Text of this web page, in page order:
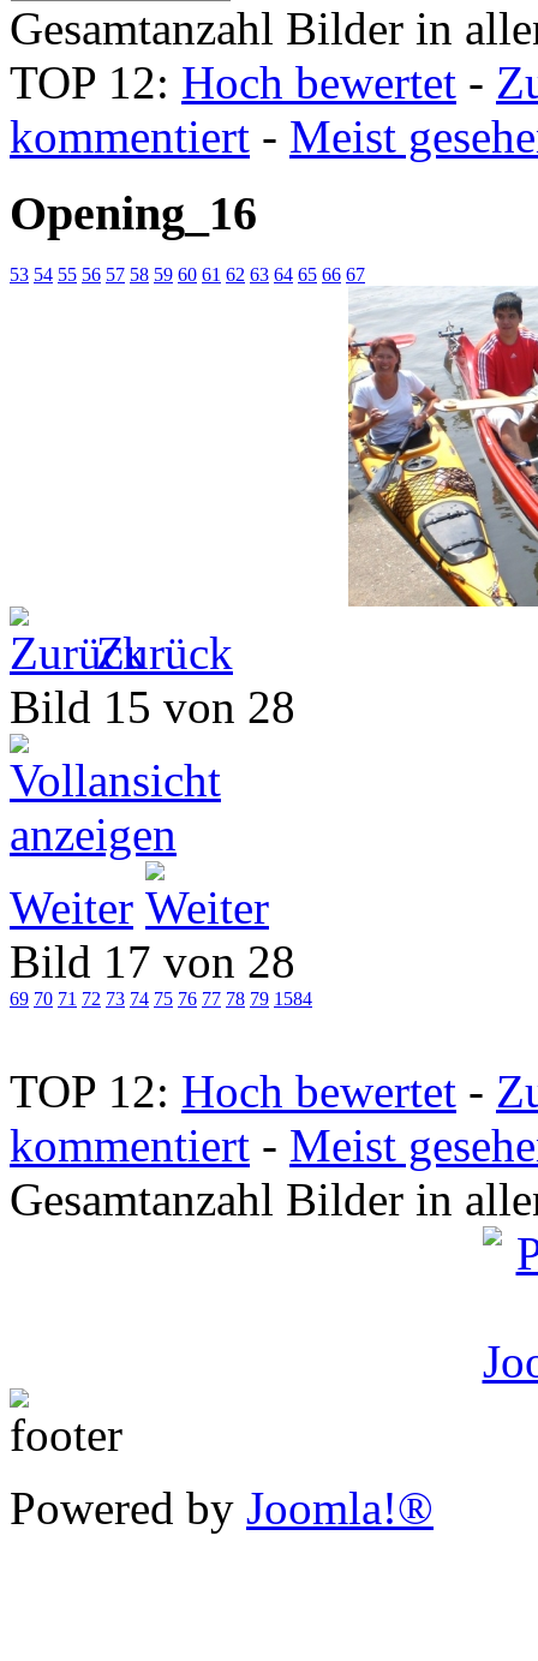
Gesamtanzahl Bilder in
TOP 12: Hoch bewertet -
kommentiert - Meist
Opening_16
53 54 55 56 57 58 59 60 61 62 63 64 65 66 67
Zurück
Bild 15 von 28
Weiter
Bild 17 von 28
69 70 71 72 73 74 75 76 77 78 79 1584
TOP 12: Hoch bewertet -
kommentiert - Meist
Gesamtanzahl Bilder in
Powered by Joomla!®